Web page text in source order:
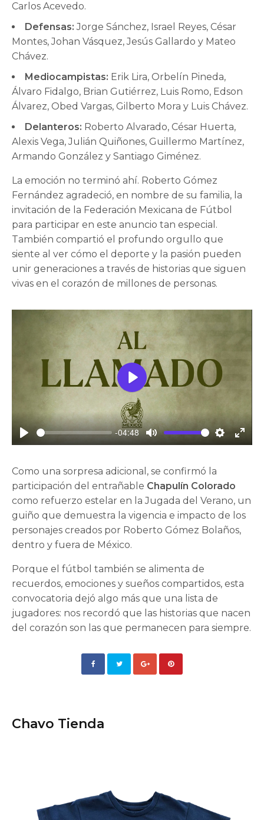
Carlos Acevedo.
Defensas: Jorge Sánchez, Israel Reyes, César
Montes, Johan Vásquez, Jesús Gallardo y Mateo
Chávez.
Mediocampistas: Erik Lira, Orbelín Pineda,
Álvaro Fidalgo, Brian Gutiérrez, Luis Romo, Edson
Álvarez, Obed Vargas, Gilberto Mora y Luis Chávez.
Delanteros: Roberto Alvarado, César Huerta,
Alexis Vega, Julián Quiñones, Guillermo Martínez,
Armando González y Santiago Giménez.
La emoción no terminó ahí. Roberto Gómez
Fernández agradeció, en nombre de su familia, la
invitación de la Federación Mexicana de Fútbol
para participar en este anuncio tan especial.
También compartió el profundo orgullo que
siente al ver cómo el deporte y la pasión pueden
unir generaciones a través de historias que siguen
vivas en el corazón de millones de personas.
Play
-04:48
Mute Settings
Enter
Play
Como una sorpresa adicional, se confirmó la
participación del entrañable Chapulín Colorado
como refuerzo estelar en la Jugada del Verano, un
guiño que demuestra la vigencia e impacto de los
personajes creados por Roberto Gómez Bolaños,
dentro y fuera de México.
Porque el fútbol también se alimenta de
recuerdos, emociones y sueños compartidos, esta
convocatoria dejó algo más que una lista de
jugadores: nos recordó que las historias que nacen
del corazón son las que permanecen para siempre.
Chavo Tienda